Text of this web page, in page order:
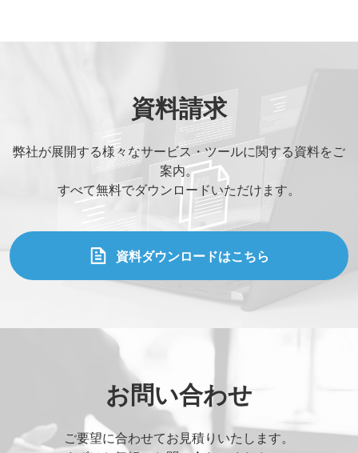
資料請求
弊社が展開する様々なサービス・ツールに関する資料をご
案内。
すべて無料でダウンロードいただけます。
資料ダウンロードはこちら
お問い合わせ
ご要望に合わせてお見積りいたします。